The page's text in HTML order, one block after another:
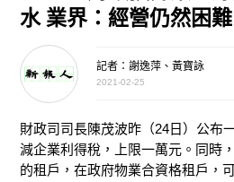
水 業界：經營仍然困難
記者：謝逸萍、黃寶詠
2021-02-25
財政司司長陳茂波昨（24日）公布
減企業利得稅，上限一萬元。同時
的租戶，在政府物業合資格租戶，